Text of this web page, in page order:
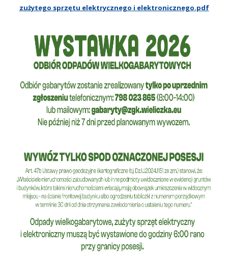
zużytego sprzętu elektrycznego i elektronicznego.pdf